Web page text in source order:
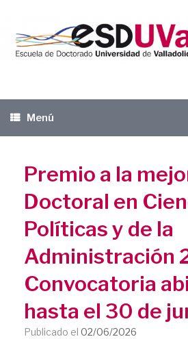
contenido
Menú
Premio a la
Doctoral en
Políticas y de la
Administración
Convocatoria
hasta el 30 de
Publicado el 02/06/2026